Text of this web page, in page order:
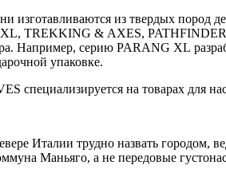
изготавливаются из твердых
XL, TREKKING & AXES,
Например, серию PARANG XL
упаковке.
специализируется на товарах для
Италии трудно назвать городом,
Маньяго, а не передовые